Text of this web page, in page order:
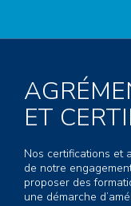
ET
Nos certifications et
de notre
proposer des
une démarche